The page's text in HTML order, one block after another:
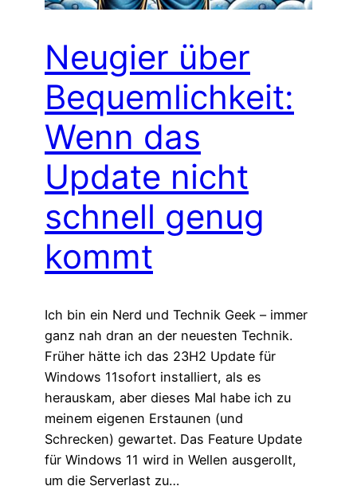
Neugier über
Bequemlichkeit:
Wenn das
Update nicht
schnell genug
kommt
Ich bin ein Nerd und Technik Geek – immer
ganz nah dran an der neuesten Technik.
Früher hätte ich das 23H2 Update für
Windows 11sofort installiert, als es
herauskam, aber dieses Mal habe ich zu
meinem eigenen Erstaunen (und
Schrecken) gewartet. Das Feature Update
für Windows 11 wird in Wellen ausgerollt,
um die Serverlast zu…